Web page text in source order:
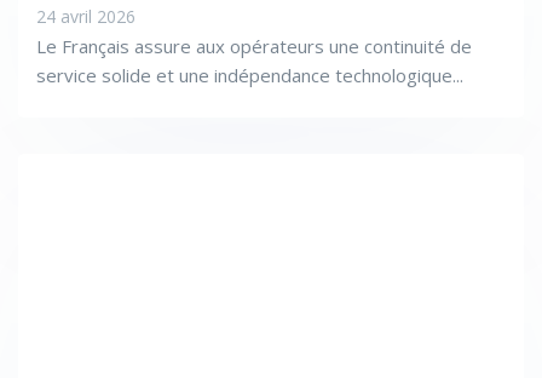
24 avril 2026
Le Français assure aux opérateurs une continuité de
service solide et une indépendance technologique...